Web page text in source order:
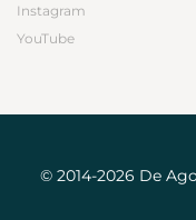
Instagram
YouTube
© 2014-2026 De